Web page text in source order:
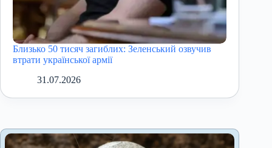
Близько 50 тисяч загиблих: Зеленський озвучив
втрати української армії
31.07.2026